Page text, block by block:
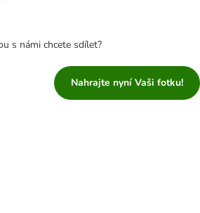
s námi chcete sdílet?
Nahrajte nyní Vaši fotku!